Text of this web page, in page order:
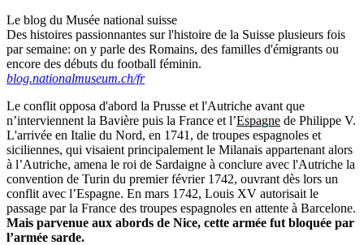
Le blog du Musée national suisse
Des histoires passionnantes sur l'histoire de la Suisse plusieurs fois
par semaine: on y parle des Romains, des familles d'émigrants ou
encore des débuts du football féminin.
blog.nationalmuseum.ch/fr
Le conflit opposa d'abord la Prusse et l'Autriche avant que
n’interviennent la Bavière puis la France et l’Espagne de Philippe V.
L'arrivée en Italie du Nord, en 1741, de troupes espagnoles et
siciliennes, qui visaient principalement le Milanais appartenant alors
à l’Autriche, amena le roi de Sardaigne à conclure avec l'Autriche la
convention de Turin du premier février 1742, ouvrant dès lors un
conflit avec l’Espagne. En mars 1742, Louis XV autorisait le
passage par la France des troupes espagnoles en attente à Barcelone.
Mais parvenue aux abords de Nice, cette armée fut bloquée par
l’armée sarde.